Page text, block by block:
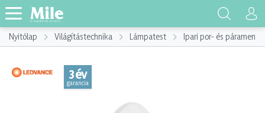
Nyitólap Világítástechnika Lámpatest Ipari por- és
3 év
garancia